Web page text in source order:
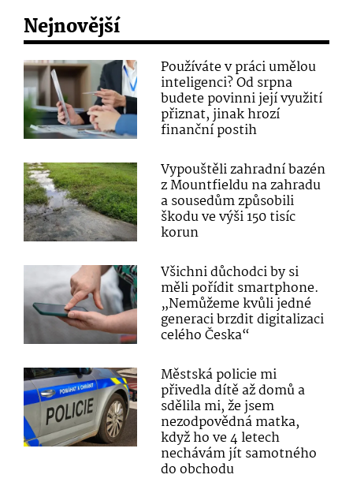
Nejnovější
Používáte v práci umělou
inteligenci? Od srpna
budete povinni její využití
přiznat, jinak hrozí
finanční postih
Vypouštěli zahradní bazén
z Mountfieldu na zahradu
a sousedům způsobili
škodu ve výši 150 tisíc
korun
Všichni důchodci by si
měli pořídit smartphone.
„Nemůžeme kvůli jedné
generaci brzdit digitalizaci
celého Česka“
Městská policie mi
přivedla dítě až domů a
sdělila mi, že jsem
nezodpovědná matka,
když ho ve 4 letech
nechávám jít samotného
do obchodu